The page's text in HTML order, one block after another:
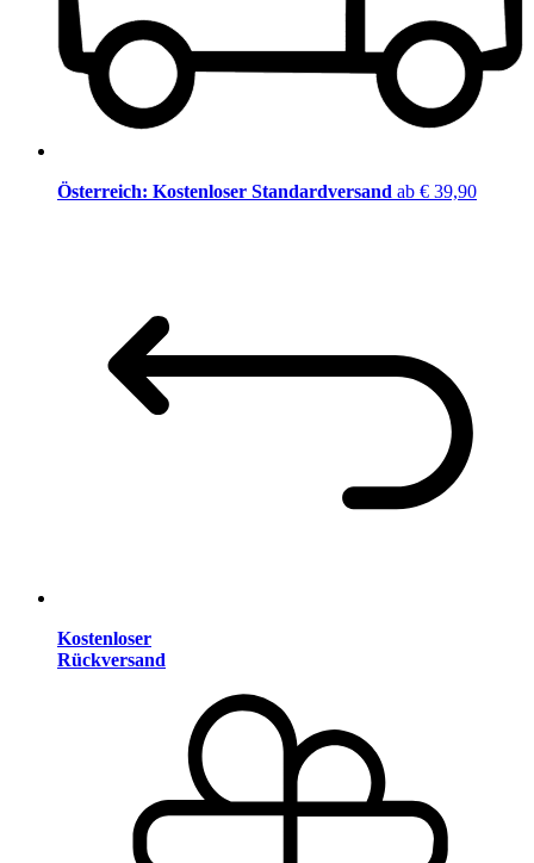
Österreich: Kostenloser Standardversand ab € 39,90
Kostenloser
Rückversand